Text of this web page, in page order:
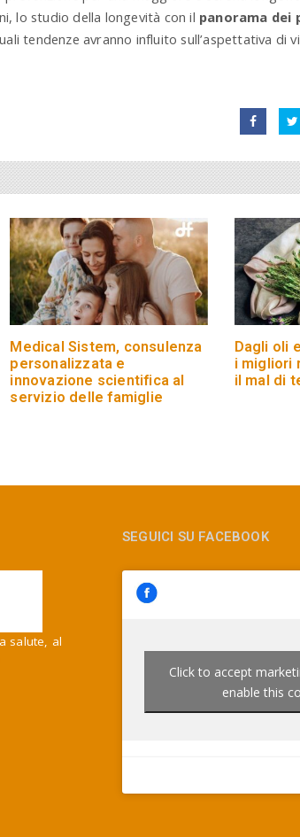
lo studio della longevità con il panorama dei
tendenze avranno influito sull’aspettativa di
Medical Sistem, consulenza
personalizzata e
innovazione scientifica al
servizio delle famiglie
Dagli oli
i migliori
il mal di
salute, al
SEGUICI SU FACEBOOK
Click to accept
enable this